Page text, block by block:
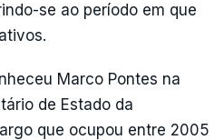
se ao período em que
Marco Pontes na
de Estado da
que ocupou entre 2005